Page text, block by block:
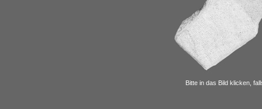
Bitte in das Bild klicken,